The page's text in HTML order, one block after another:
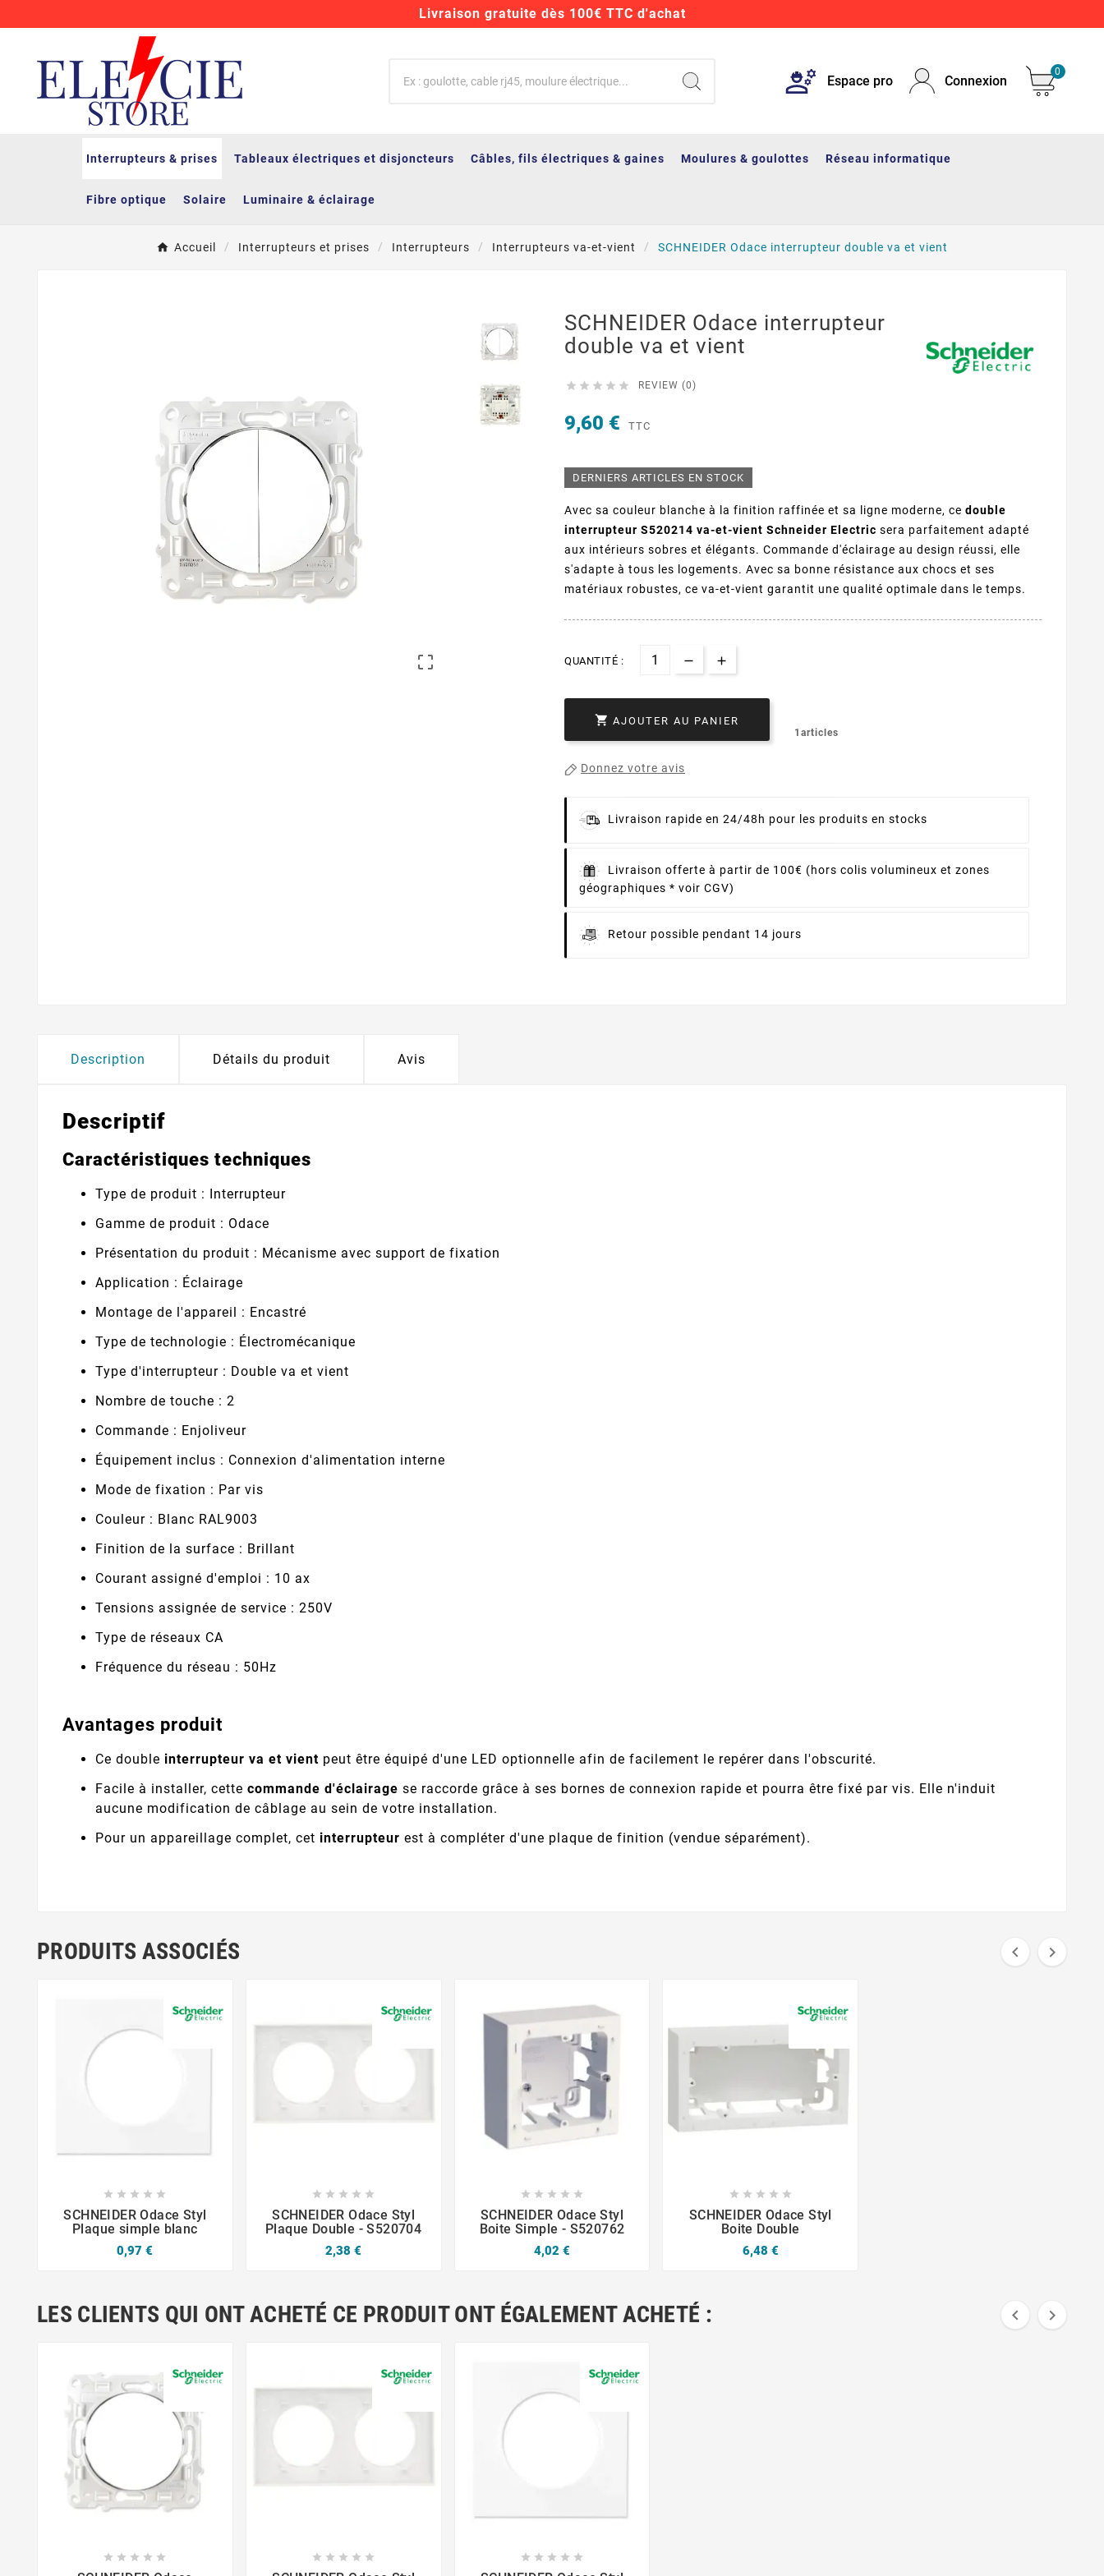
Livraison gratuite dès 100€ TTC d'achat
Espace pro Connexion
0
Interrupteurs & prises Tableaux électriques et disjoncteurs Câbles, fils électriques & gaines Moulures & goulottes Réseau informatique
Fibre optique Solaire Luminaire & éclairage
Accueil Interrupteurs et prises Interrupteurs Interrupteurs va-et-vient SCHNEIDER Odace interrupteur double va et vient

SCHNEIDER Odace interrupteur
double va et vient
     REVIEW (0)
9,60 € TTC
DERNIERS ARTICLES EN STOCK
Avec sa couleur blanche à la finition raffinée et sa ligne moderne, ce double
interrupteur S520214 va-et-vient Schneider Electric sera parfaitement adapté
aux intérieurs sobres et élégants. Commande d'éclairage au design réussi, elle
s'adapte à tous les logements. Avec sa bonne résistance aux chocs et ses
matériaux robustes, ce va-et-vient garantit une qualité optimale dans le temps.
QUANTITÉ :
 AJOUTER AU PANIER
1articles
Donnez votre avis
Livraison rapide en 24/48h pour les produits en stocks
Livraison offerte à partir de 100€ (hors colis volumineux et zones
géographiques * voir CGV)
Retour possible pendant 14 jours
Description Détails du produit Avis
Descriptif
Caractéristiques techniques
Type de produit : Interrupteur
Gamme de produit : Odace
Présentation du produit : Mécanisme avec support de fixation
Application : Éclairage
Montage de l'appareil : Encastré
Type de technologie : Électromécanique
Type d'interrupteur : Double va et vient
Nombre de touche : 2
Commande : Enjoliveur
Équipement inclus : Connexion d'alimentation interne
Mode de fixation : Par vis
Couleur : Blanc RAL9003
Finition de la surface : Brillant
Courant assigné d'emploi : 10 ax
Tensions assignée de service : 250V
Type de réseaux CA
Fréquence du réseau : 50Hz
Avantages produit
Ce double interrupteur va et vient peut être équipé d'une LED optionnelle afin de facilement le repérer dans l'obscurité.
Facile à installer, cette commande d'éclairage se raccorde grâce à ses bornes de connexion rapide et pourra être fixé par vis. Elle n'induit
aucune modification de câblage au sein de votre installation.
Pour un appareillage complet, cet interrupteur est à compléter d'une plaque de finition (vendue séparément).
PRODUITS ASSOCIÉS  
    
SCHNEIDER Odace Styl
Plaque simple blanc
0,97 €
    
SCHNEIDER Odace Styl
Plaque Double - S520704
2,38 €
    
SCHNEIDER Odace Styl
Boite Simple - S520762
4,02 €
    
SCHNEIDER Odace Styl
Boite Double
6,48 €
LES CLIENTS QUI ONT ACHETÉ CE PRODUIT ONT ÉGALEMENT ACHETÉ :  
              